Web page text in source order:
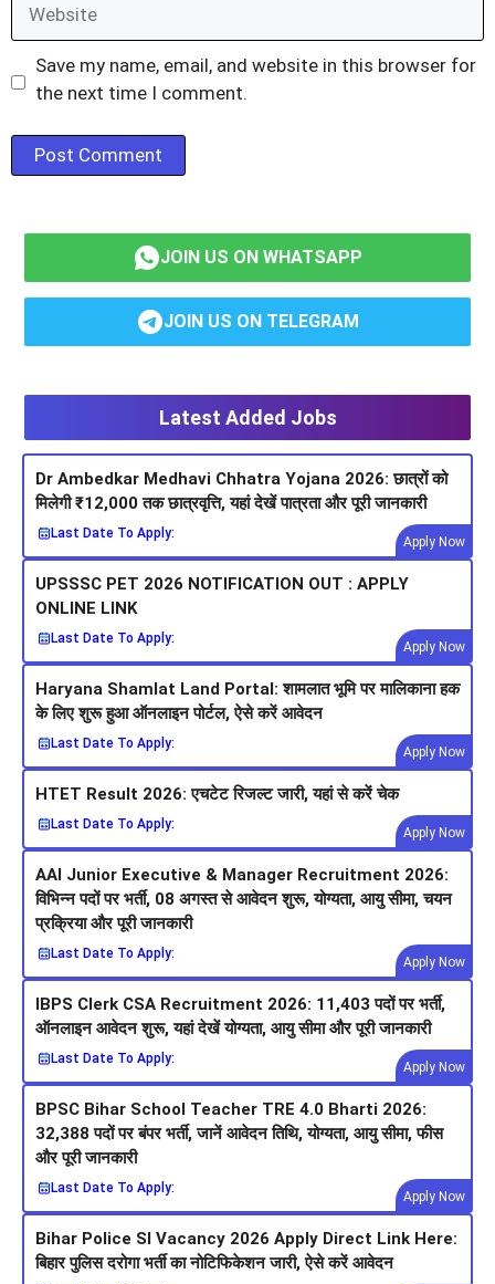
Save my name, email, and website in this browser for
the next time I comment.
JOIN US ON WHATSAPP
JOIN US ON TELEGRAM
Latest Added Jobs
Dr Ambedkar Medhavi Chhatra Yojana 2026: छात्रों को
मिलेगी ₹12,000 तक छात्रवृत्ति, यहां देखें पात्रता और पूरी जानकारी
Last Date To Apply:
Apply Now
UPSSSC PET 2026 NOTIFICATION OUT : APPLY
ONLINE LINK
Last Date To Apply:
Apply Now
Haryana Shamlat Land Portal: शामलात भूमि पर मालिकाना हक
के लिए शुरू हुआ ऑनलाइन पोर्टल, ऐसे करें आवेदन
Last Date To Apply:
Apply Now
HTET Result 2026: एचटेट रिजल्ट जारी, यहां से करें चेक
Last Date To Apply:
Apply Now
AAI Junior Executive & Manager Recruitment 2026:
विभिन्न पदों पर भर्ती, 08 अगस्त से आवेदन शुरू, योग्यता, आयु सीमा, चयन
प्रक्रिया और पूरी जानकारी
Last Date To Apply:
Apply Now
IBPS Clerk CSA Recruitment 2026: 11,403 पदों पर भर्ती,
ऑनलाइन आवेदन शुरू, यहां देखें योग्यता, आयु सीमा और पूरी जानकारी
Last Date To Apply:
Apply Now
BPSC Bihar School Teacher TRE 4.0 Bharti 2026:
32,388 पदों पर बंपर भर्ती, जानें आवेदन तिथि, योग्यता, आयु सीमा, फीस
और पूरी जानकारी
Last Date To Apply:
Apply Now
Bihar Police SI Vacancy 2026 Apply Direct Link Here:
बिहार पुलिस दरोगा भर्ती का नोटिफिकेशन जारी, ऐसे करें आवेदन